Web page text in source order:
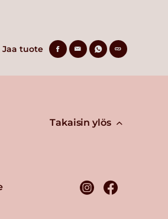
Jaa tuote
Takaisin ylös